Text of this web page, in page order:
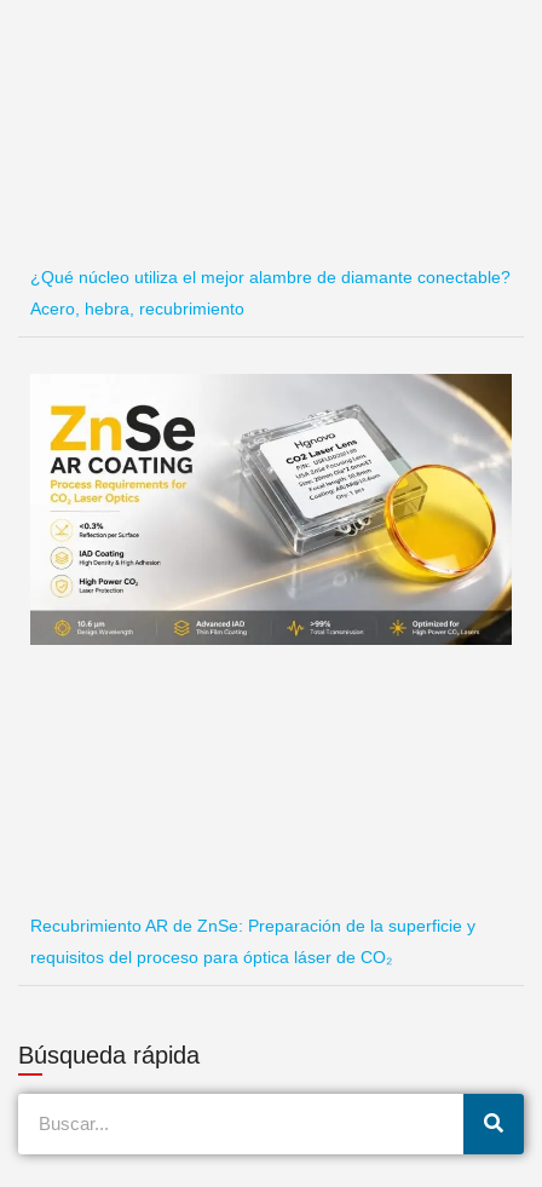
¿Qué núcleo utiliza el mejor alambre de diamante conectable?
Acero, hebra, recubrimiento
Recubrimiento AR de ZnSe: Preparación de la superficie y
requisitos del proceso para óptica láser de CO₂
Búsqueda rápida